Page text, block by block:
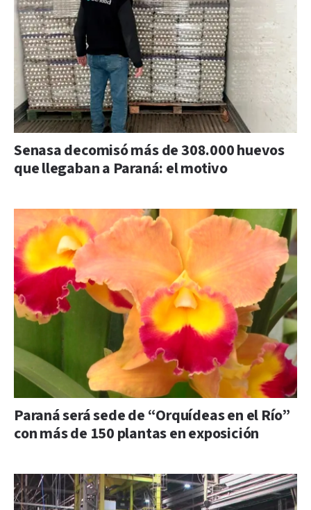
Senasa decomisó más de 308.000 huevos
que llegaban a Paraná: el motivo
Paraná será sede de “Orquídeas en el Río”
con más de 150 plantas en exposición